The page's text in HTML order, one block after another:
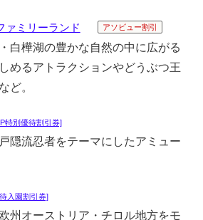
ァミリーランド アソビュー割引
白樺湖の豊かな自然の中に広がる
めるアトラクションやどうぶつ王
ど。
特別優待割引券]
隠流忍者をテーマにしたアミュー
入園割引券]
州オーストリア・チロル地方をモ